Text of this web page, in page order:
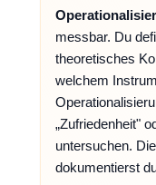
messbar. Du
theoretisches
welchem
„Zufriedenheit"
untersuchen.
dokumentierst